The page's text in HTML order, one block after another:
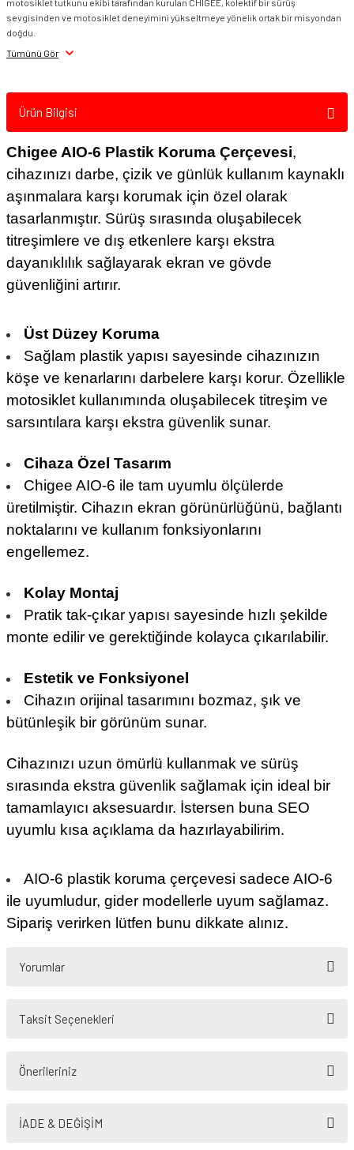
Chigee AIO-6 CG Quick Release Kit
Chigee AIO-6 Ön Arka Kamera Aksesuarı
Chigee AIO-6 Silikon Ekran Kılfı
Chigee AIO-6 AR HD Tempered Glass Ekran Koruyucu
motosiklet tutkunu ekibi tarafından kurulan CHIGEE, kolektif bir sürüş
sevgisinden ve motosiklet deneyimini yükseltmeye yönelik ortak bir misyondan
doğdu.
Tümünü Gör
Ürün Bilgisi
Chigee AIO-6 Plastik Koruma Çerçevesi,
cihazınızı darbe, çizik ve günlük kullanım kaynaklı
aşınmalara karşı korumak için özel olarak
tasarlanmıştır. Sürüş sırasında oluşabilecek
titreşimlere ve dış etkenlere karşı ekstra
dayanıklılık sağlayarak ekran ve gövde
güvenliğini artırır.
Üst Düzey Koruma
Sağlam plastik yapısı sayesinde cihazınızın
köşe ve kenarlarını darbelere karşı korur. Özellikle
motosiklet kullanımında oluşabilecek titreşim ve
sarsıntılara karşı ekstra güvenlik sunar.
Cihaza Özel Tasarım
Chigee AIO-6 ile tam uyumlu ölçülerde
üretilmiştir. Cihazın ekran görünürlüğünü, bağlantı
noktalarını ve kullanım fonksiyonlarını
engellemez.
Kolay Montaj
Pratik tak-çıkar yapısı sayesinde hızlı şekilde
monte edilir ve gerektiğinde kolayca çıkarılabilir.
Estetik ve Fonksiyonel
Cihazın orijinal tasarımını bozmaz, şık ve
bütünleşik bir görünüm sunar.
Cihazınızı uzun ömürlü kullanmak ve sürüş
sırasında ekstra güvenlik sağlamak için ideal bir
tamamlayıcı aksesuardır. İstersen buna SEO
uyumlu kısa açıklama da hazırlayabilirim.
AIO-6 plastik koruma çerçevesi sadece AIO-6
ile uyumludur, gider modellerle uyum sağlamaz.
Sipariş verirken lütfen bunu dikkate alınız.
Yorumlar
Taksit Seçenekleri
Önerileriniz
yetersiz gördüğünüz noktaları öneri formunu kullanarak tarafımıza
İADE & DEĞİŞİM